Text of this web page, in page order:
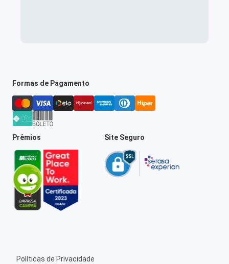
Formas de Pagamento
Prêmios Site Seguro
Políticas de Privacidade